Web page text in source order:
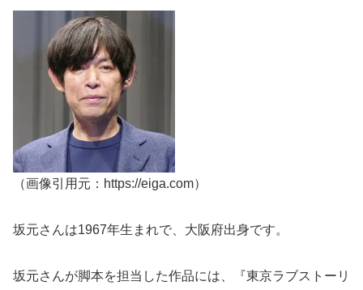
（画像引用元：https://eiga.com）
坂元さんは1967年生まれで、大阪府出身です。
坂元さんが脚本を担当した作品には、『東京ラブストーリ